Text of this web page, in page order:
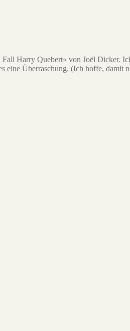
Harry Quebert« von Joël Dicker.
eine Überraschung. (Ich hoffe, damit